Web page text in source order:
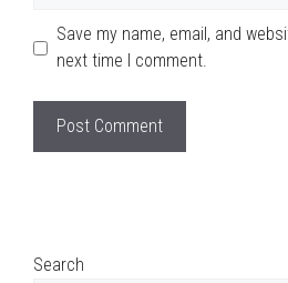
Save my name, email, and
next time I comment.
Search